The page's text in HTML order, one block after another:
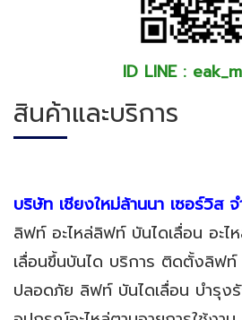
ID LINE :
สินค้าและบริการ
บริษัท เชียงใหม่ล้านนา เซอร์วิส
ลิฟท์ อะไหล่ลิฟท์ บันไดเลื่อน อะไ
เลื่อนขึ้นบันได บริการ ติดตั้งลิฟ
ปลอดภัย ลิฟท์ บันไดเลื่อน บำรุง